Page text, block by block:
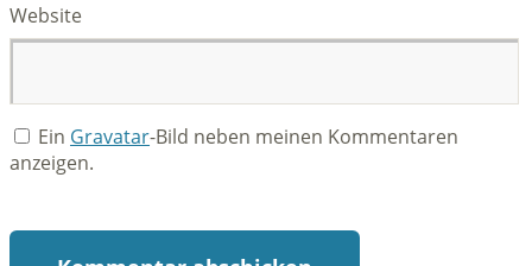
Website
Ein Gravatar-Bild neben meinen Kommentaren
anzeigen.